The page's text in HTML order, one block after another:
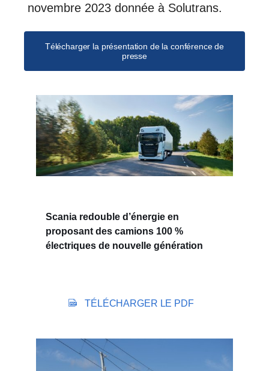
novembre 2023 donnée à Solutrans.
Télécharger la présentation de la conférence de
presse
Scania redouble d’énergie en
proposant des camions 100 %
électriques de nouvelle génération
TÉLÉCHARGER LE PDF